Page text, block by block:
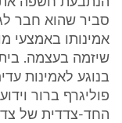
סביר שהוא חבר
אמינותו באמצעי
שיזמה בעצמה.
בנוגע לאמינות
פוליגרף ברור
החד-צדדית של צד